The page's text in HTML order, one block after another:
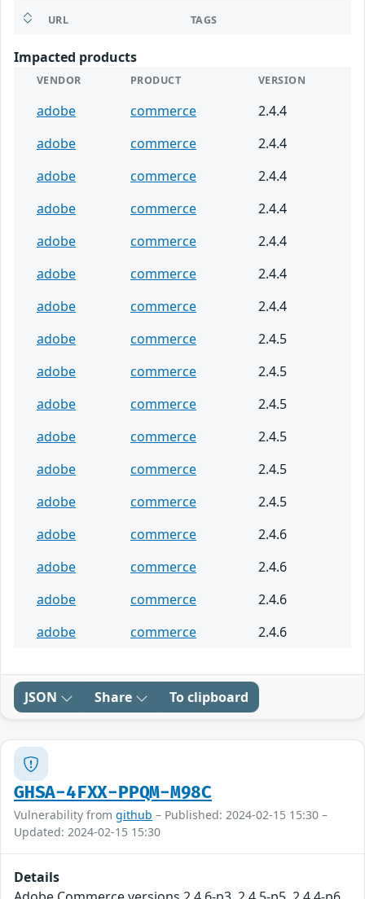
URL TAGS
Impacted products
VENDOR PRODUCT VERSION
adobe commerce
2.4.4
adobe
commerce
2.4.4
adobe
commerce
2.4.4
adobe
commerce
2.4.4
adobe
commerce
2.4.4
adobe
commerce
2.4.4
adobe
commerce
2.4.4
adobe
commerce
2.4.5
adobe
commerce
2.4.5
adobe
commerce
2.4.5
adobe
commerce
2.4.5
adobe
commerce
2.4.5
adobe
commerce
2.4.5
adobe
commerce
2.4.6
adobe
commerce
2.4.6
adobe
commerce
2.4.6
adobe
commerce 2.4.6
JSON Share To clipboard
GHSA-4FXX-PPQM-M98C
Vulnerability from github – Published: 2024-02-15 15:30 –
Updated: 2024-02-15 15:30
Details